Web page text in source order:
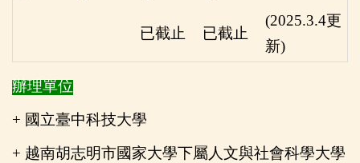
已截止 已截止
(2025.3.4更
新)
辦理單位
+ 國立臺中科技大學
+ 越南胡志明市國家大學下屬人文與社會科學大學